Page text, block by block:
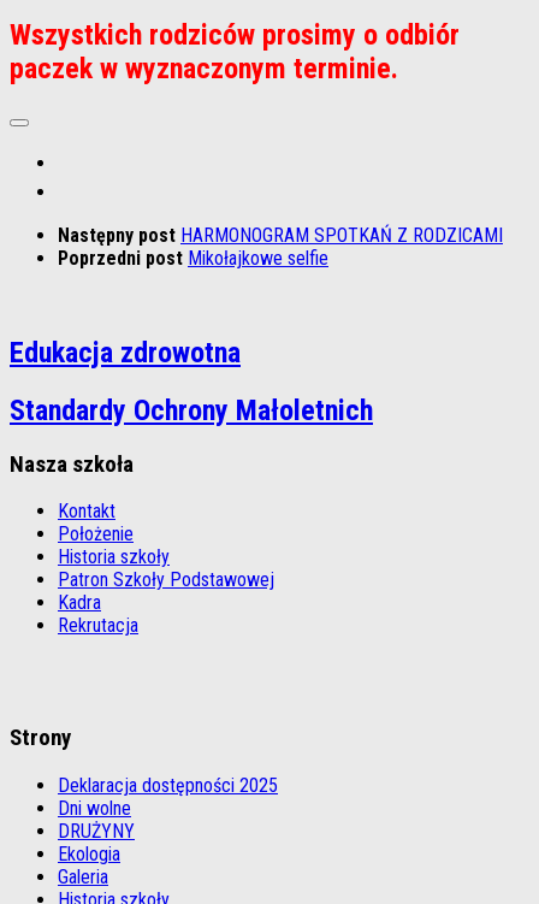
Wszystkich rodziców prosimy o odbiór
paczek w wyznaczonym terminie.
Następny post HARMONOGRAM SPOTKAŃ Z RODZICAMI
Poprzedni post Mikołajkowe selfie
Edukacja zdrowotna
Standardy Ochrony Małoletnich
Nasza szkoła
Kontakt
Położenie
Historia szkoły
Patron Szkoły Podstawowej
Kadra
Rekrutacja
Strony
Deklaracja dostępności 2025
Dni wolne
DRUŻYNY
Ekologia
Galeria
Historia szkoły